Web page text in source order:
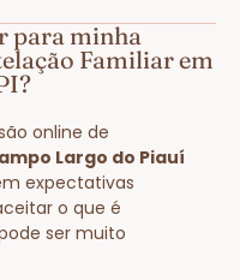
para minha
Familiar em
online de
Largo do Piauí
expectativas
o que é
ser muito